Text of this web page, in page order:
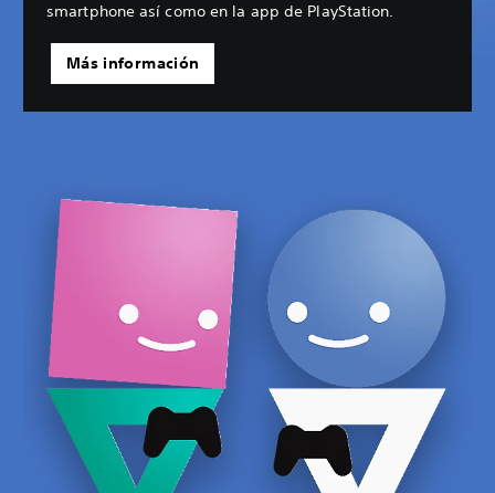
smartphone así como en la app de PlayStation.
Más información